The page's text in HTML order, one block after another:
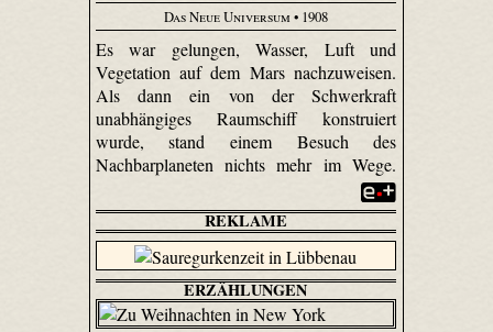
Das Neue Universum • 1908
Es war gelungen, Wasser, Luft und
Vegetation auf dem Mars nachzuweisen.
Als dann ein von der Schwerkraft
unabhängiges Raumschiff konstruiert
wurde, stand einem Besuch des
Nachbarplaneten nichts mehr im Wege.
REKLAME
ERZÄHLUNGEN